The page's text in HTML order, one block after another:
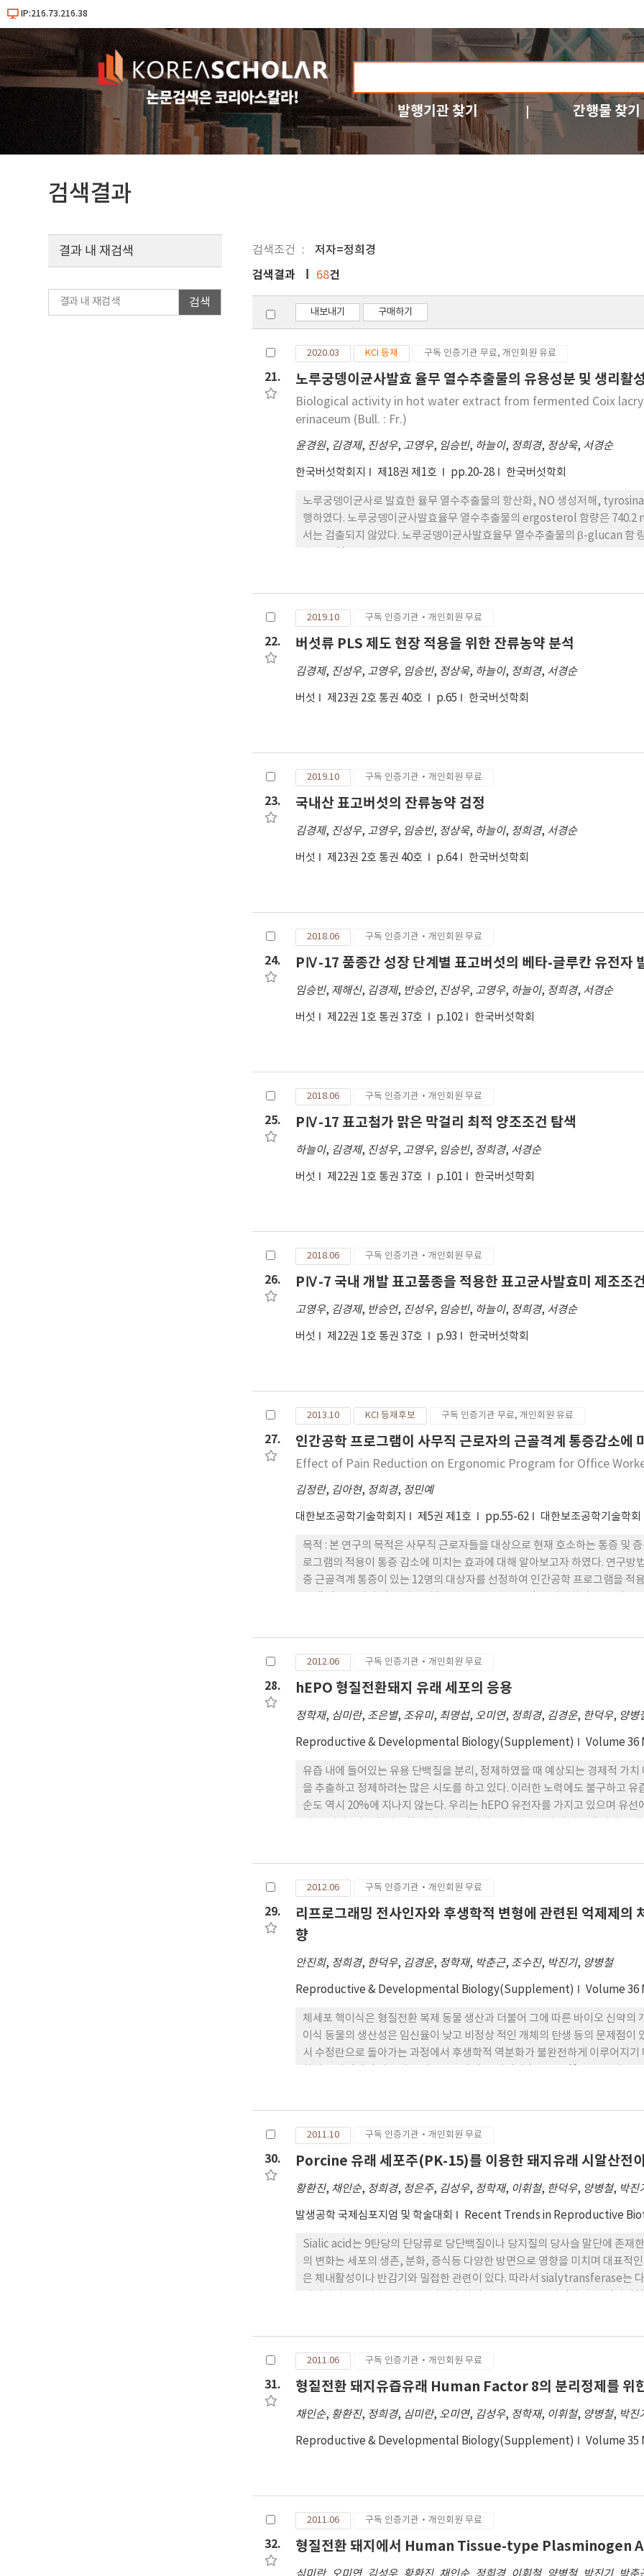
IP:216.73.216.38
발행기관 찾기 간행물 찾기
검색결과
검색조건 저자=정희경
결과 내 재검색
검색
검색결과 68건
내보내기 구매하기
21.
2020.03 KCI 등재 구독 인증기관 무료, 개인회원 유료
노루궁뎅이균사발효 율무 열수추출물의 유용성분 및 생리활성
Biological activity in hot water extract from fermented Coix
erinaceum (Bull. : Fr.)
윤경원, 김경제, 진성우, 고영우, 임승빈, 하늘이, 정희경, 정상욱, 서경순
한국버섯학회지 제18권 제1호 pp.20-28 한국버섯학회
노루궁뎅이균사로 발효한 율무 열수추출물의 항산화, NO 생성저해,
행하였다. 노루궁뎅이균사발효율무 열수추출물의 ergosterol 함량은 740.2
서는 검출되지 않았다. 노루궁뎅이균사발효율무 열수추출물의 β-glucan 함
노루궁뎅이균사발효율무 열수추출물의 세포생존율이 더 높게 나타났다.
및 melanin 생성을 억제함을 확인 할 수 있었다. 노루궁뎅이균사발효에 따
궁뎅이 균사발효 율무열수추출물이 율무 열수추출물보다 항산화 효과가 높음
22.
2019.10 구독 인증기관·개인회원 무료
버섯류 PLS 제도 현장 적용을 위한 잔류농약 분석
김경제, 진성우, 고영우, 임승빈, 정상욱, 하늘이, 정희경, 서경순
버섯 제23권 2호 통권 40호 p.65 한국버섯학회
23.
2019.10 구독 인증기관·개인회원 무료
국내산 표고버섯의 잔류농약 검정
김경제, 진성우, 고영우, 임승빈, 정상욱, 하늘이, 정희경, 서경순
버섯 제23권 2호 통권 40호 p.64 한국버섯학회
24.
2018.06 구독 인증기관·개인회원 무료
PⅣ-17 품종간 성장 단계별 표고버섯의 베타-글루칸 유전자
임승빈, 제해신, 김경제, 반승언, 진성우, 고영우, 하늘이, 정희경, 서경순
버섯 제22권 1호 통권 37호 p.102 한국버섯학회
25.
2018.06 구독 인증기관·개인회원 무료
PⅣ-17 표고첨가 맑은 막걸리 최적 양조조건 탐색
하늘이, 김경제, 진성우, 고영우, 임승빈, 정희경, 서경순
버섯 제22권 1호 통권 37호 p.101 한국버섯학회
26.
2018.06 구독 인증기관·개인회원 무료
PⅣ-7 국내 개발 표고품종을 적용한 표고균사발효미 제조조
고영우, 김경제, 반승언, 진성우, 임승빈, 하늘이, 정희경, 서경순
버섯 제22권 1호 통권 37호 p.93 한국버섯학회
27.
2013.10 KCI 등재후보 구독 인증기관 무료, 개인회원 유료
인간공학 프로그램이 사무직 근로자의 근골격계 통증감소에
Effect of Pain Reduction on Ergonomic Program for Office
김정란, 김아현, 정희경, 정민예
대한보조공학기술학회지 제5권 제1호 pp.55-62 대한보조공학기술학회
목적 : 본 연구의 목적은 사무직 근로자들을 대상으로 현재 호소하는 통증 및
로그램의 적용이 통증 감소에 미치는 효과에 대해 알아보고자 하였다. 연구
중 근골격계 통증이 있는 12명의 대상자를 선정하여 인간공학 프로그램을
깨, 목, 팔/팔꿈치, 손/손목 부위에 통증이 감소하였고, 가장 많은 대상자들이
따라서 지속적인 프로그램 제공을 통해 근로자 본인의 건강 유지와 증진에 대
28.
2012.06 구독 인증기관·개인회원 무료
hEPO 형질전환돼지 유래 세포의 응용
정학재, 심미란, 조은별, 조유미, 최명섭, 오미연, 정희경, 김경운, 한덕우, 양병
Reproductive & Developmental Biology(Supplement) Volume 36
유즙 내에 들어있는 유용 단백질을 분리, 정제하였을 때 예상되는 경제적 가
을 추출하고 정제하려는 많은 시도를 하고 있다. 이러한 노력에도 불구하고
순도 역시 20%에 지나지 않는다. 우리는 hEPO 유전자를 가지고 있으며 유
의 문제가 유발되고 있다. 명백하게, 이러한 종류의 혈액학적 변화는 장기의
래 세포의 배양 system을 제안하였다. 5마리의 F6 hEPO 형질전환 돼지와 4
원 동물바이오공학과에서 사육 도축하고 순환 장기를 채취하였다. 형질전환
hEPO mRNA의 발현을 RT-PCR 방법으로 분석하였다. 또한, 면역조직화학
발현되는 hEPO의 발현 양상을 분석한 결과로서 유선, 신장 및 폐 조직에서
질전환동물 조직에서 발현되는 경향을 보이지 는 않았다. 한편, 세포면역화학
반면, 폐와 비장 세포에서는 느린 증식률이 확 인되었다. 배양 후 지속적인 세
TUNEL과 Annexin V를 이용한 방법으로 조사한 결과, 형질전환돼지 유래의
못했다. 이들의 결과들로서 본 연구에서는 형질 전환돼지를 생산하여 유용 단
라 형질전환가축 유래의 다양한 세포를 이용 할 수 있는 가능성을 시사하고 있
29.
2012.06 구독 인증기관·개인회원 무료
리프로그래밍 전사인자와 후생학적 변형에 관련된 억제제의
향
안진희, 정희경, 한덕우, 김경운, 정학재, 박춘근, 조수진, 박진기, 양병철
Reproductive & Developmental Biology(Supplement) Volume 36
체세포 핵이식은 형질전환 복제 동물 생산과 더불어 그에 따른 바이오 신약의
이식 동물의 생산성은 임신율이 낮고 비정상 적인 개체의 탄생 등의 문제점이
시 수정란으로 돌아가는 과정에서 후생학적 역분화가 불완전하게 이루어지
발견하였다. 리프로그래밍에 관련된 내인성 유전자의 활성을 증 가시키기
methyltransferase 억제제인 5-aza-20-deoxycytidine (10 μM), 줄기세포 분
보이지 않았다. 그러나 체세포 핵이식의 분 할률에서는 somatic cells이
입한 체세포에 TSA, 5-aza, 2i 처리군이 각각 88.4±7.89, 75.3±8.10,
분할률을 보였고, 배반포와 상실배기 까지의 발달률 은 somatic cells이
입한 체세포에 TSA, 5-aza, 2i를 처리하였을 때 각각 11.1±6.87,
유의적으로(p<0.05) 가장 높은 발달률을 보였다. 따라서 전사인자의 도입과
발달률 향상에 영향을 주는 것으로 나타남에 따라, 앞으로 다양한 억제제와
을 유도할 필요가 있다.
30.
2011.10 구독 인증기관·개인회원 무료
Porcine 유래 세포주(PK-15)를 이용한 돼지유래 시알산전
황환진, 채인순, 정희경, 정은주, 김성우, 정학재, 이휘철, 한덕우, 양병철, 박진
발생공학 국제심포지엄 및 학술대회 Recent Trends in Reproductive
Sialic acid는 9탄당의 단당류로 당단백질이나 당지질의 당사슬 말단에 존
의 변화는 세포의 생존, 분화, 증식등 다양한 방면으로 영향을 미치며 대표적
은 체내활성이나 반감기와 밀접한 관련이 있다. 따라서 sialytransferase는
번 연구에서는 기존에 클로닝 된 ST6Gal1을 돼지유래 세포주 PK-15세포
로 인지하는 Sambucus nigra agglutinin (SNA)을 사용하여
과, ST6Gal1-transfected cell에서 α2-6 sialic acid의 증가를 간접적으로
acid 함량의 증가와 연관이 있는 것으로 생각되어 진다. 조직별 발현량 분석을
human, mouse 등의 다른 종들에서의 결과와도 일치 한다. 또한, 자돈(5일)
으로 높게 관찰되었다.
31.
2011.06 구독 인증기관·개인회원 무료
형짙전환 돼지유즙유래 Human Factor 8의 분리정제를 위
채인순, 황환진, 정희경, 심미란, 오미연, 김성우, 정학재, 이휘철, 양병철, 박진
Reproductive & Developmental Biology(Supplement) Volume 35
32.
2011.06 구독 인증기관·개인회원 무료
형질전환 돼지에서 Human Tissue-type Plasminogen